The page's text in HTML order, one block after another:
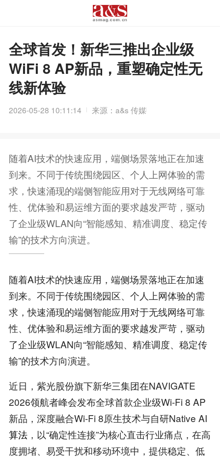
全球首发！新华三推出企业级
WiFi 8 AP新品，重塑确定性无
线新体验
2026-05-28 10:11:14 来源：a&s 传媒
随着AI技术的快速应用，端侧场景落地正在加速
到来。不同于传统围绕园区、个人上网体验的需
求，快速涌现的端侧智能应用对于无线网络可靠
性、优体验和易运维方面的要求越发严苛，驱动
了企业级WLAN向“智能感知、精准调度、稳定传
输”的技术方向演进。
随着AI技术的快速应用，端侧场景落地正在加速
到来。不同于传统围绕园区、个人上网体验的需
求，快速涌现的端侧智能应用对于无线网络可靠
性、优体验和易运维方面的要求越发严苛，驱动
了企业级WLAN向“智能感知、精准调度、稳定传
输”的技术方向演进。
近日，紫光股份旗下新华三集团在NAVIGATE
2026领航者峰会发布全球首款企业级Wi-Fi 8 AP
新品，深度融合Wi-Fi 8原生技术与自研Native AI
算法，以“确定性连接”为核心直击行业痛点，在高
度拥堵、易受干扰和移动环境中，提供稳定、低